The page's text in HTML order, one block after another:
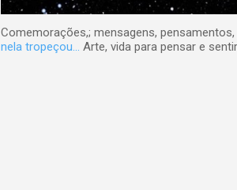
Comemorações,; mensagens,
nela tropeçou... Arte, vida para pensar e